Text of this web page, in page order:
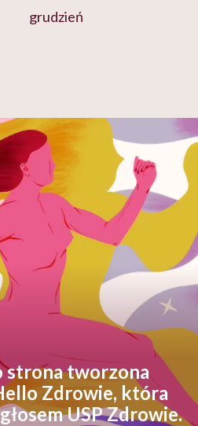
grudzień
tworzona
Zdrowie, która
USP Zdrowie.